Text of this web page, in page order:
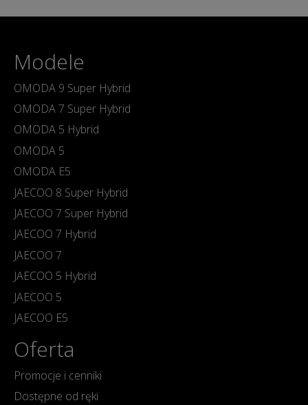
Modele
OMODA 9 Super Hybrid
OMODA 7 Super Hybrid
OMODA 5 Hybrid
OMODA 5
OMODA E5
JAECOO 8 Super Hybrid
JAECOO 7 Super Hybrid
JAECOO 7 Hybrid
JAECOO 7
JAECOO 5 Hybrid
JAECOO 5
JAECOO E5
Oferta
Promocje i cenniki
Dostępne od ręki